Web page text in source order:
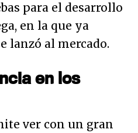
para el desarrollo
en la que ya
lanzó al mercado.
en los
ver con un gran